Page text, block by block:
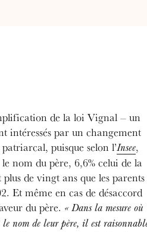
de la loi Vignal – un
intéressés par un changement
puisque selon l’Insee,
nom du père, 6,6% celui de la
de vingt ans que les parents
Et même en cas de désaccord
du père. « Dans la mesure où
le nom de leur père, il est